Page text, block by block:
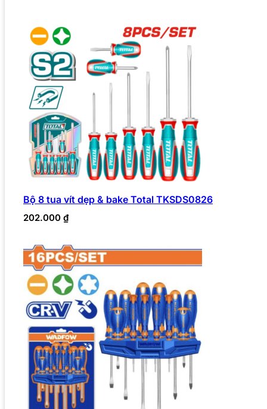
Bộ 8 tua vít dẹp & bake Total TKSDS0826
202.000 ₫